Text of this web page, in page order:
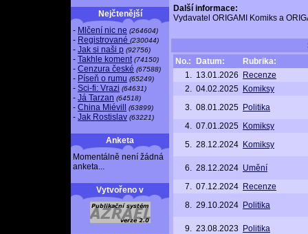
Nejčtenější
- Mlčení nic ne (264604)
- Registrované (230044)
- Jak si naši p (92756)
- Takhle koment (74150)
- Cenzura české (67588)
- Píseň o rumu (65249)
- Sci-fi: Vrazi (64631)
- Já Tarzan (64518)
- China Miévill (63899)
- Jak Rostislav (63221)
Anketa
Momentálně není žádná
anketa...
Vytvořeno v
Další informace:
Vydavatel ORIGAMI Komiks a
No.:
Datum:
Rubrika:
1. 13.01.2026
Recenze
2. 04.02.2025 Komiksy
3. 08.01.2025 Politika
4. 07.01.2025 Komiksy
5. 28.12.2024 Komiksy
6. 28.12.2024 Umění
7. 07.12.2024 Recenze
8. 29.10.2024 Politika
9. 23.08.2023 Politika